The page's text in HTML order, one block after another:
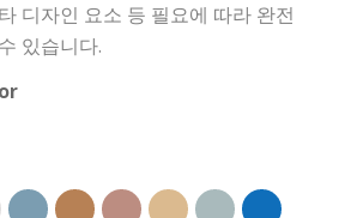
디자인 요소 등 필요에 따라 완전
있습니다.